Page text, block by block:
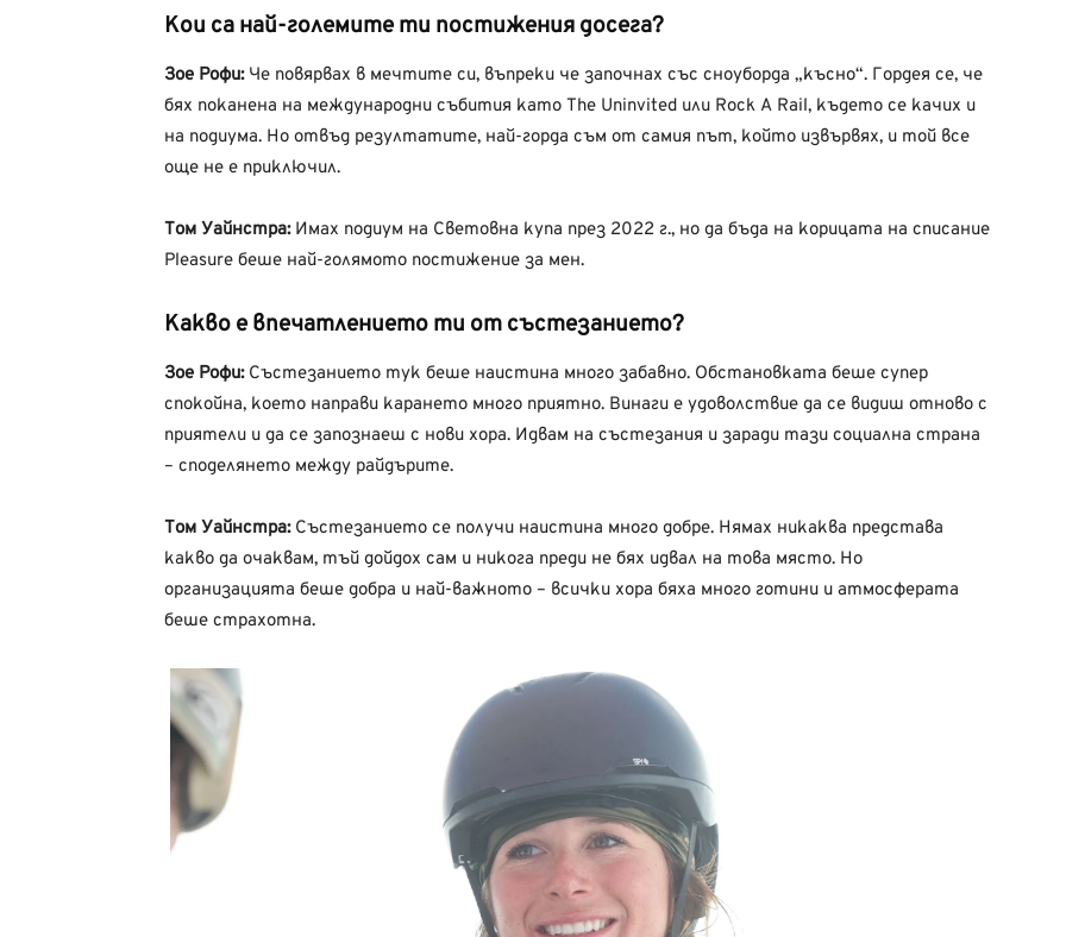
Кои са най-големите ти постижения досега?
Зое Рофи:Че повярвах в мечтите си, въпреки че започнах със сноуборда „късно“. Гордея се, че
бях поканена на международни събития като The Uninvited или Rock A Rail, където се качих и
на подиума. Но отвъд резултатите, най-горда съм от самия път, който извървях, и той все
още не е приключил.
Том Уайнстра:Имах подиум на Световна купа през 2022 г., но да бъда на корицата на списание
Pleasure беше най-голямото постижение за мен.
Какво е впечатлението ти от състезанието?
Зое Рофи:Състезанието тук беше наистина много забавно. Обстановката беше супер
спокойна, което направи карането много приятно. Винаги е удоволствие да се видиш отново с
приятели и да се запознаеш с нови хора. Идвам на състезания и заради тази социална страна
– споделянето между райдърите.
Том Уайнстра:Състезанието се получи наистина много добре. Нямах никаква представа
какво да очаквам, тъй дойдох сам и никога преди не бях идвал на това място. Но
организацията беше добра и най-важното – всички хора бяха много готини и атмосферата
беше страхотна.